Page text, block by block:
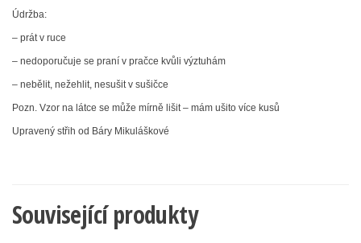
Údržba:
– prát v ruce
– nedoporučuje se praní v pračce kvůli výztuhám
– nebělit, nežehlit, nesušit v sušičce
Pozn. Vzor na látce se může mírně lišit – mám ušito více kusů
Upravený střih od Báry Mikuláškové
Související produkty